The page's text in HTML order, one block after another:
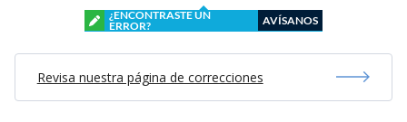
¿ENCONTRASTE UN
ERROR?
AVÍSANOS
Revisa nuestra página de correcciones